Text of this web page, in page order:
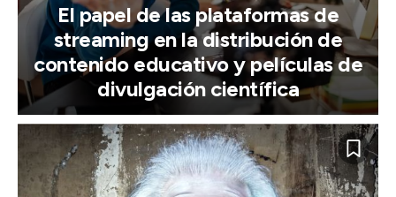
El papel de las plataformas de
streaming en la distribución de
contenido educativo y películas de
divulgación científica